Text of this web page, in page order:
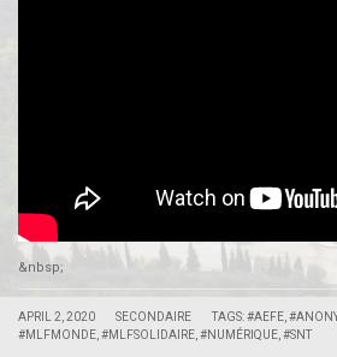
&nbsp;
APRIL 2, 2020 SECONDAIRE TAGS:#AEFE
#MLFMONDE #MLFSOLIDAIRE #NUMÉRIQUE #SNT